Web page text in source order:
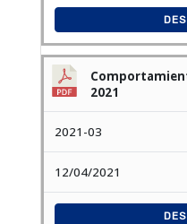
2021
2021-03
12/04/2021